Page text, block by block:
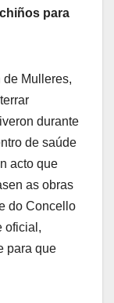
para
de Mulleres,
durante
de saúde
acto que
as obras
do Concello
oficial,
para que